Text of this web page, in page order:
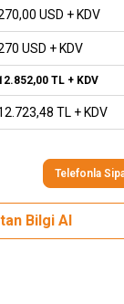
USD + KDV
USD + KDV
TL + KDV
TL + KDV
Telefonla
Bilgi Al